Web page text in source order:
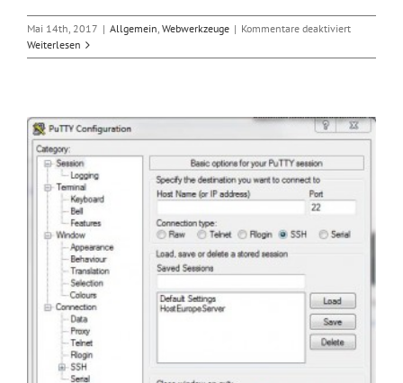
Mai 14th, 2017 | Allgemein, Webwerkzeuge | Kommentare deaktiviertfür
Internet
blocken
SHA-
1
Weiterlesen